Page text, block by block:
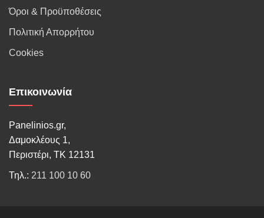
Όροι & Προϋποθέσεις
Πολιτική Απορρήτου
Cookies
Επικοινωνία
Panelinios.gr,
Δαμοκλέους 1,
Περιστέρι, ΤΚ 12131
Τηλ.: 211 100 10 60